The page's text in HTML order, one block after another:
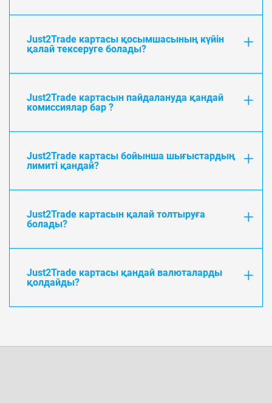
Just2Trade картасы қосымшасының күйін
қалай тексеруге болады?
Just2Trade картасын пайдалануда қандай
комиссиялар бар ?
Just2Trade картасы бойынша шығыстардың
лимиті қандай?
Just2Trade картасын қалай толтыруға
болады?
Just2Trade картасы қандай валюталарды
қолдайды?